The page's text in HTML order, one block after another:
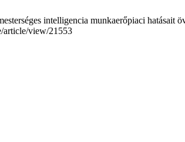
intelligencia munkaerőpiaci
article/view/21553